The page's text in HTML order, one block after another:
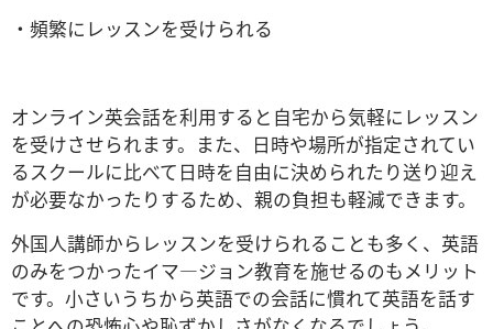
・頻繁にレッスンを受けられる
オンライン英会話を利用すると自宅から気軽にレッスン
を受けさせられます。また、日時や場所が指定されてい
るスクールに比べて日時を自由に決められたり送り迎え
が必要なかったりするため、親の負担も軽減できます。
外国人講師からレッスンを受けられることも多く、英語
のみをつかったイマ―ジョン教育を施せるのもメリット
です。小さいうちから英語での会話に慣れて英語を話す